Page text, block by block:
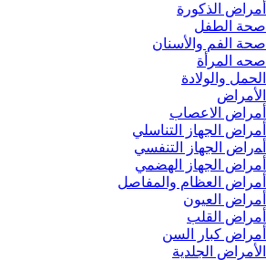
أمراض الذكورة
صحة الطفل
صحة الفم والأسنان
صحه المرأة
الحمل والولادة
الأمراض
أمراض الاعصاب
أمراض الجهاز التناسلي
أﻤراض اﻟﺠﻬﺎز اﻟﺘﻨﻔﺴﻲ
أمراض الجهاز الهضمي
أمراض العظام والمفاصل
أمراض العيون
أمراض القلب
أمراض كبار السن
الأمراض الجلدية